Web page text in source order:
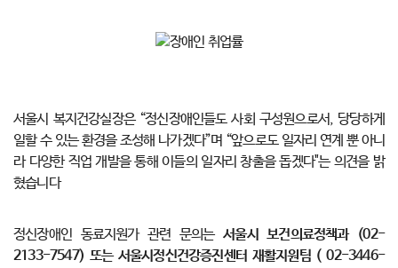
서울시 복지건강실장은 “정신장애인들도 사회 구성원으로서, 당당하게
일할 수 있는 환경을 조성해 나가겠다”며 “앞으로도 일자리 연계 뿐 아니
라 다양한 직업 개발을 통해 이들의 일자리 창출을 돕겠다"는 의견을 밝
혔습니다
정신장애인 동료지원가 관련 문의는서울시 보건의료정책과 (02-
2133-7547) 또는 서울시정신건강증진센터 재활지원팀 ( 02-3446-